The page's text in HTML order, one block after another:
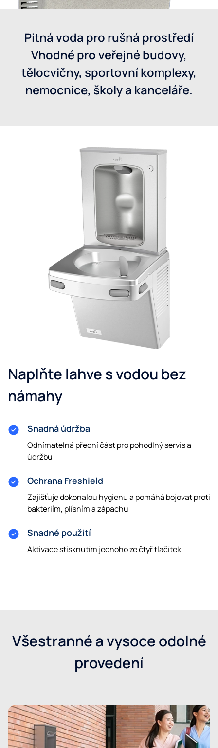
Pitná voda pro rušná prostředí
Vhodné pro veřejné budovy,
tělocvičny, sportovní komplexy,
nemocnice, školy a kanceláře.
Naplňte lahve s vodou bez
námahy
Snadná údržba
Odnímatelná přední část pro pohodlný servis a
údržbu
Ochrana Freshield
Zajišťuje dokonalou hygienu a pomáhá bojovat proti
bakteriím, plísním a zápachu
Snadné použití
Aktivace stisknutím jednoho ze čtyř tlačítek
Všestranné a vysoce odolné
provedení